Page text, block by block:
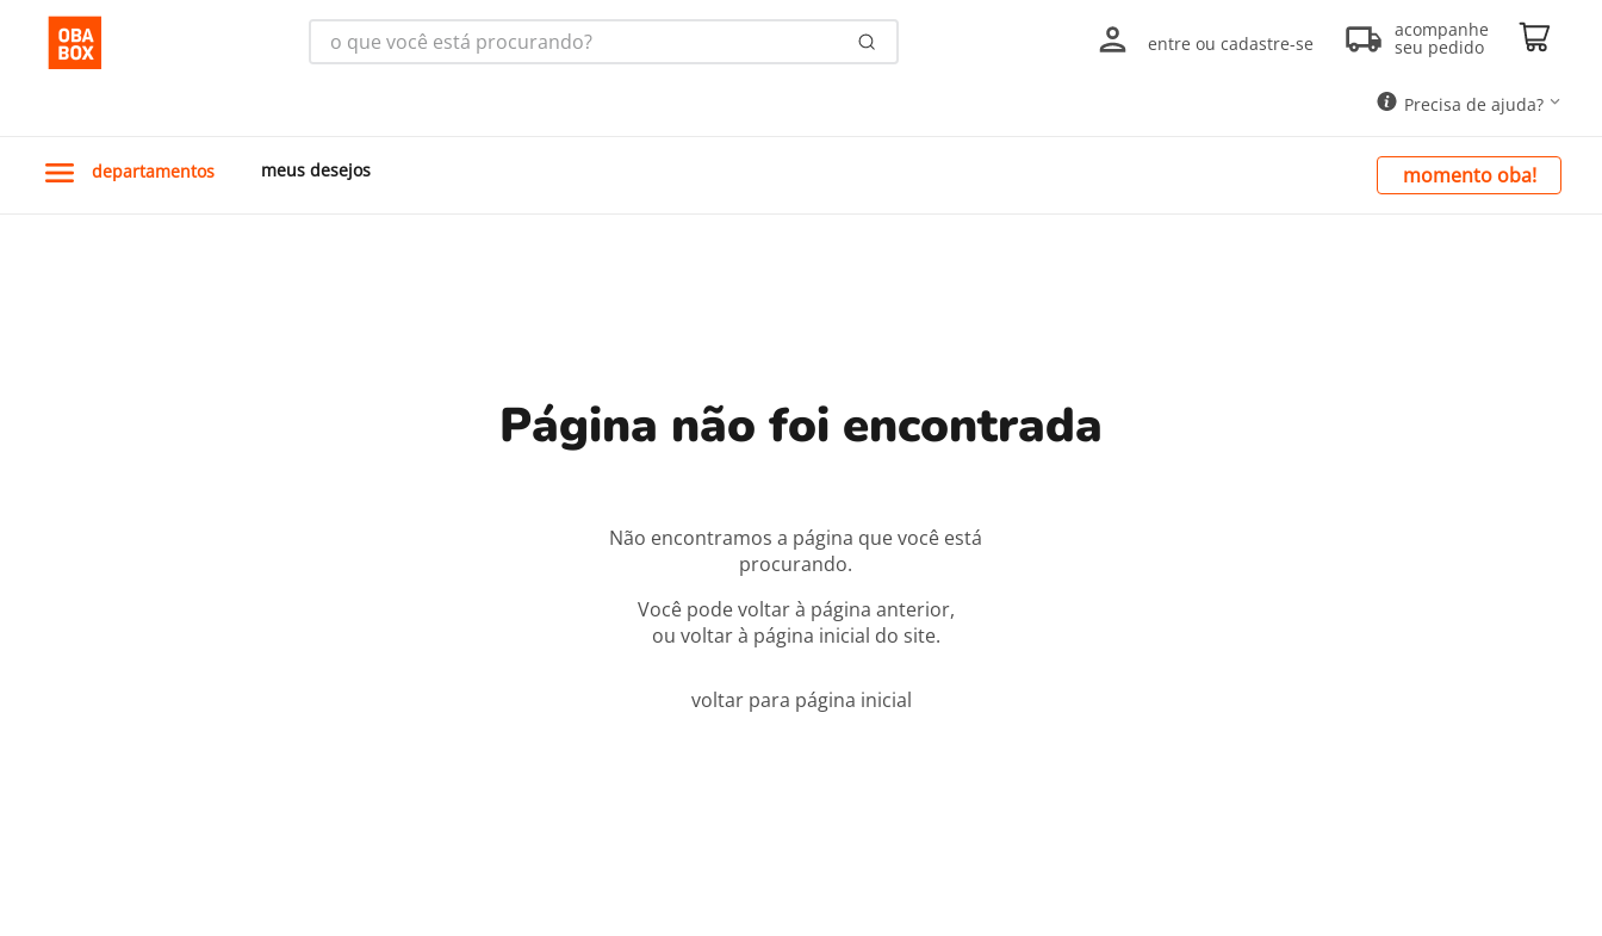
o que você está procurando?
entre ou cadastre-se
acompanhe
seu pedido
Precisa de ajuda?
departamentos meus desejos momento oba!
Página não foi encontrada
Não encontramos a página que você está
procurando.
Você pode voltar à página anterior,
ou voltar à página inicial do site.
voltar para página inicial